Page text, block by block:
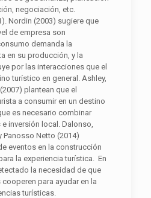
negociación, etc.
Nordin (2003) sugiere que
de empresa son
demanda la
en su producción, y la
por las interacciones que el
turístico en general. Ashley,
plantean que el
a consumir en un destino
es necesario combinar
inversión local. Dalonso,
Panosso Netto (2014)
eventos en la construcción
la experiencia turística. En
la necesidad de que
para ayudar en la
turísticas.